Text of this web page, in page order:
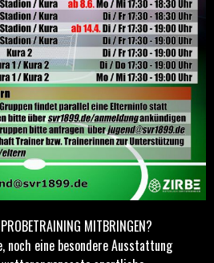
MITBRINGEN?
noch eine besondere Ausstattung